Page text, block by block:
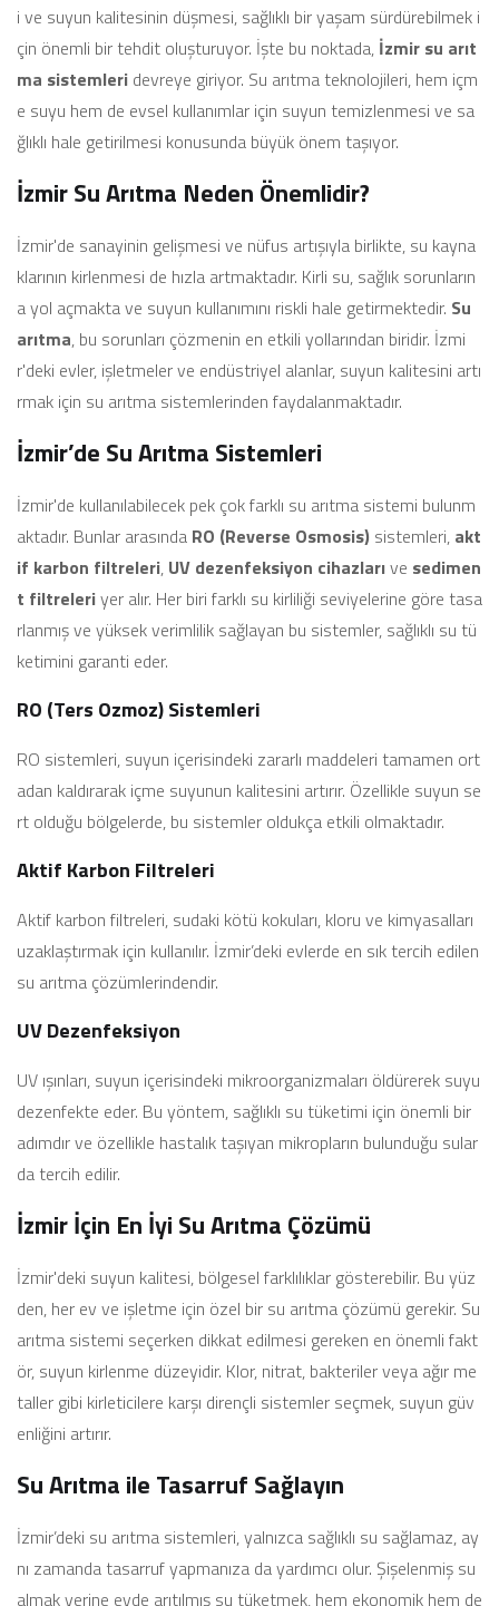
i ve suyun kalitesinin düşmesi, sağlıklı bir yaşam sürdürebilmek i
çin önemli bir tehdit oluşturuyor. İşte bu noktada, İzmir su arıt
ma sistemleri devreye giriyor. Su arıtma teknolojileri, hem içm
e suyu hem de evsel kullanımlar için suyun temizlenmesi ve sa
ğlıklı hale getirilmesi konusunda büyük önem taşıyor.
İzmir Su Arıtma Neden Önemlidir?
İzmir'de sanayinin gelişmesi ve nüfus artışıyla birlikte, su kayna
klarının kirlenmesi de hızla artmaktadır. Kirli su, sağlık sorunların
a yol açmakta ve suyun kullanımını riskli hale getirmektedir. Su
arıtma, bu sorunları çözmenin en etkili yollarından biridir. İzmi
r'deki evler, işletmeler ve endüstriyel alanlar, suyun kalitesini artı
rmak için su arıtma sistemlerinden faydalanmaktadır.
İzmir’de Su Arıtma Sistemleri
İzmir'de kullanılabilecek pek çok farklı su arıtma sistemi bulunm
aktadır. Bunlar arasında RO (Reverse Osmosis) sistemleri, akt
if karbon filtreleri, UV dezenfeksiyon cihazlarıve sedimen
t filtreleriyer alır. Her biri farklı su kirliliği seviyelerine göre tasa
rlanmış ve yüksek verimlilik sağlayan bu sistemler, sağlıklı su tü
ketimini garanti eder.
RO (Ters Ozmoz) Sistemleri
RO sistemleri, suyun içerisindeki zararlı maddeleri tamamen ort
adan kaldırarak içme suyunun kalitesini artırır. Özellikle suyun se
rt olduğu bölgelerde, bu sistemler oldukça etkili olmaktadır.
Aktif Karbon Filtreleri
Aktif karbon filtreleri, sudaki kötü kokuları, kloru ve kimyasalları
uzaklaştırmak için kullanılır. İzmir’deki evlerde en sık tercih edilen
su arıtma çözümlerindendir.
UV Dezenfeksiyon
UV ışınları, suyun içerisindeki mikroorganizmaları öldürerek suyu
dezenfekte eder. Bu yöntem, sağlıklı su tüketimi için önemli bir
adımdır ve özellikle hastalık taşıyan mikropların bulunduğu sular
da tercih edilir.
İzmir İçin En İyi Su Arıtma Çözümü
İzmir'deki suyun kalitesi, bölgesel farklılıklar gösterebilir. Bu yüz
den, her ev ve işletme için özel bir su arıtma çözümü gerekir. Su
arıtma sistemi seçerken dikkat edilmesi gereken en önemli fakt
ör, suyun kirlenme düzeyidir. Klor, nitrat, bakteriler veya ağır me
taller gibi kirleticilere karşı dirençli sistemler seçmek, suyun güv
enliğini artırır.
Su Arıtma ile Tasarruf Sağlayın
İzmir’deki su arıtma sistemleri, yalnızca sağlıklı su sağlamaz, ay
nı zamanda tasarruf yapmanıza da yardımcı olur. Şişelenmiş su
almak yerine evde arıtılmış su tüketmek, hem ekonomik hem de